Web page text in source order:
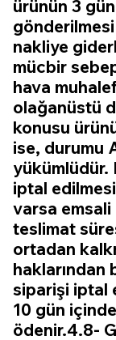
ürünün 3
nakliye
mücbir
hava
olağanüstü
konusu
ise, durumu
yükümlüdür.
iptal
varsa
teslimat
ortadan
haklarından
siparişi iptal
10 gün
ödenir.4.8-